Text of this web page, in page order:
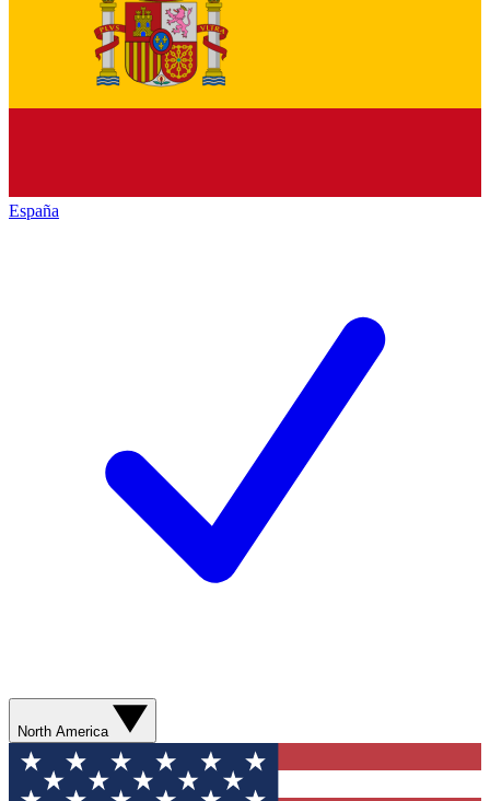
España
North America